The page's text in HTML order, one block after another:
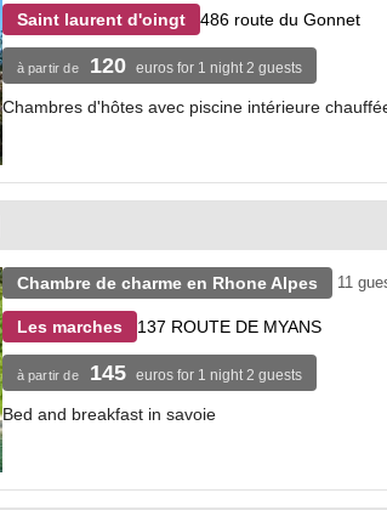
Saint laurent d'oingt 486 route du Gonnet
à partir de 120 euros for 1 night 2 guests
Chambres d'hôtes avec piscine intérieure
Chambre de charme en Rhone Alpes 11
Les marches 137 ROUTE DE MYANS
à partir de 145 euros for 1 night 2 guests
Bed and breakfast in savoie